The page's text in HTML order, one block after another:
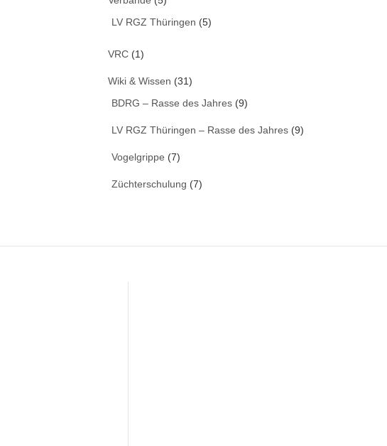
LV RGZ Thüringen (5)
VRC (1)
Wiki & Wissen (31)
BDRG – Rasse des Jahres (9)
LV RGZ Thüringen – Rasse des Jahres (9)
Vogelgrippe (7)
Züchterschulung (7)